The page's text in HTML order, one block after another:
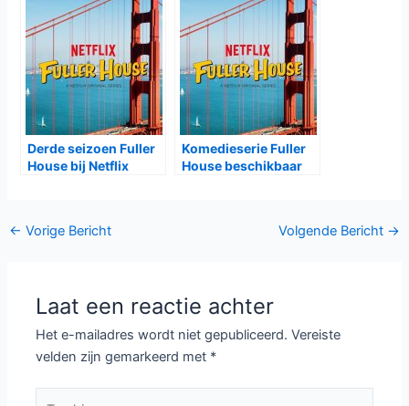
Derde seizoen Fuller
House bij Netflix
Komedieserie Fuller
House beschikbaar
Bericht
← Vorige Bericht Volgende Bericht →
Laat een reactie achter
Het e-mailadres wordt niet gepubliceerd. Vereiste
velden zijn gemarkeerd met *